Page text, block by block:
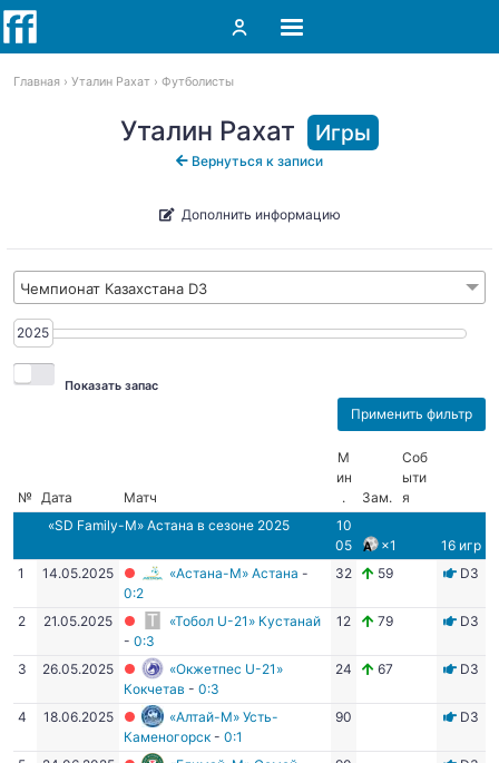
Главная Уталин Рахат Футболисты
Уталин Рахат Игры
Вернуться к записи
Дополнить информацию
Чемпионат Казахстана D3
2025
2025
Показать запас
№ Дата Матч
М
ин
.
Зам.
Соб
ыти
я
«SD Family-М» Астана в сезоне 2025
10
05
×1
16 игр
1
14.05.2025 «Астана-М» Астана -
0:2
32 59 D3
2 21.05.2025
«Тобол U-21» Кустанай
- 0:3
12 79 D3
3 26.05.2025
«Окжетпес U-21»
Кокчетав - 0:3
24 67 D3
4 18.06.2025
«Алтай-М» Усть-
Каменогорск- 0:1
90 D3